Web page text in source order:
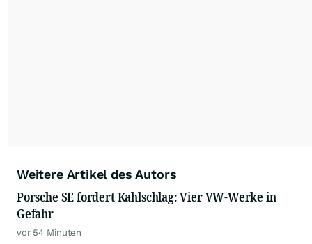
Weitere Artikel des Autors
Porsche SE fordert Kahlschlag: Vier VW-Werke in
Gefahr
vor 54 Minuten